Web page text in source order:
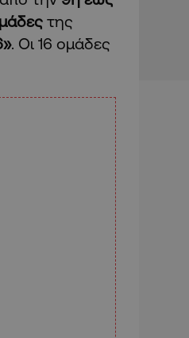
της
. Οι 16 ομάδες